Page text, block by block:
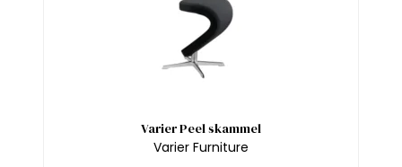
Varier Peel skammel
Varier Furniture